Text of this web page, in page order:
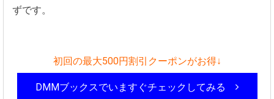
ずです。
初回の最大500円割引クーポンがお得↓
DMMブックスでいますぐチェックしてみる